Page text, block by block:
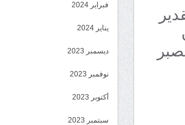
فبراير 2024
يناير 2024
ديسمبر 2023
نوفمبر 2023
أكتوبر 2023
سبتمبر 2023